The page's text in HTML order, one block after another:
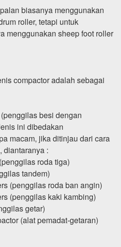
biasanya menggunakan
roller, tetapi untuk
menggunakan sheep foot roller
compactor adalah sebagai
besi dengan
ini dibedakan
macam, jika ditinjau dari cara
diantaranya :
roda tiga)
tandem)
(penggilas roda ban angin)
(penggilas kaki kambing)
getar)
(alat pemadat-getaran)